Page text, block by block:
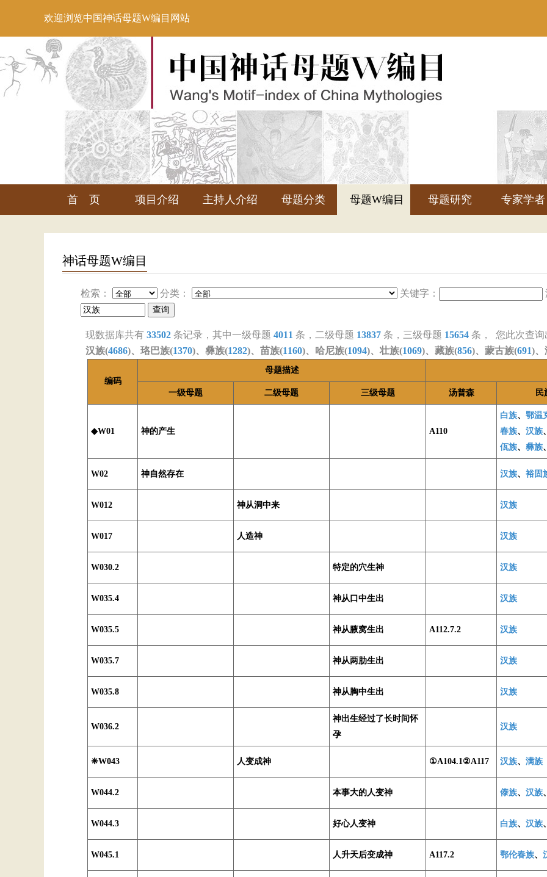
欢迎浏览中国神话母题W编目网站
首 页 项目介绍 主持人介绍 母题分类 母题W编目 母题研究 专家学者
神话母题W编目
检索： 分类： 关键字：
现数据库共有 33502 条记录，其中一级母题 4011 条，二级母题 13837 条，三级母题 15654 条， 您此次查
汉族(4686)、珞巴族(1370)、彝族(1282)、苗族(1160)、哈尼族(1094)、壮族(1069)、藏族(856)、蒙古族(691)、
编码
母题描述
一级母题 二级母题 三级母题 汤普森 民
◆W01 神的产生 A110
白族、 鄂温
春族、 汉族
佤族、 彝族
W02 神自然存在 汉族、 裕固
W012 神从洞中来 汉族
W017 人造神 汉族
W030.2 特定的穴生神 汉族
W035.4 神从口中生出 汉族
W035.5 神从腋窝生出 A112.7.2 汉族
W035.7 神从两肋生出 汉族
W035.8 神从胸中生出 汉族
W036.2
神出生经过了长时间怀
孕
汉族
❈W043 人变成神 ①A104.1②A117 汉族、 满族
W044.2 本事大的人变神 傣族、 汉族
W044.3 好心人变神 白族、 汉族
W045.1 人升天后变成神 A117.2 鄂伦春族、